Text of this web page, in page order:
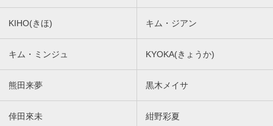
KIHO(きほ) キム・ジアン
キム・ミンジュ KYOKA(きょうか)
熊田来夢 黒木メイサ
倖田來未 紺野彩夏